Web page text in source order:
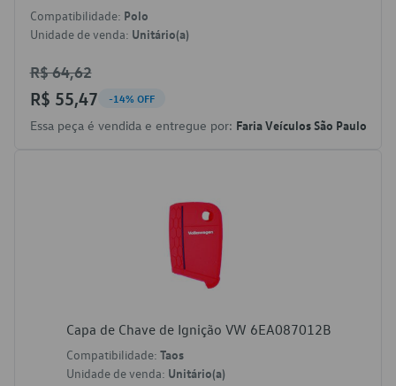
Compatibilidade: Polo
Unidade de venda: Unitário(a)
R$ 64,62
R$ 55,47 -14% OFF
Essa peça é vendida e entregue por: Faria Veículos São Paulo
Capa de Chave de Ignição VW 6EA087012B
Compatibilidade: Taos
Unidade de venda: Unitário(a)